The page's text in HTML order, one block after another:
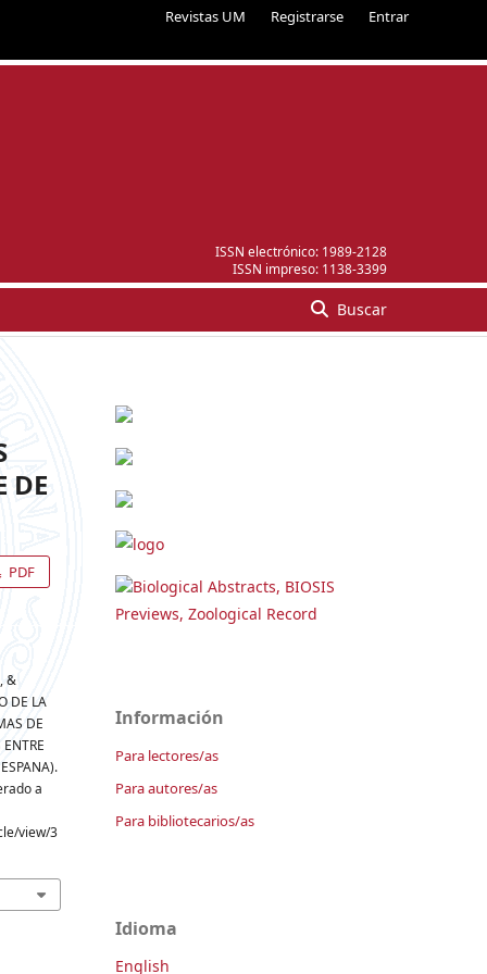
Revistas UM Registrarse Entrar
ISSN electrónico: 1989-2128
ISSN impreso: 1138-3399
Buscar
DE
PDF
&
DE LA
DE
a
view/3
Biological Abstracts, BIOSIS
Previews, Zoological Record
Información
Para lectores/as
Para autores/as
Para bibliotecarios/as
Idioma
English